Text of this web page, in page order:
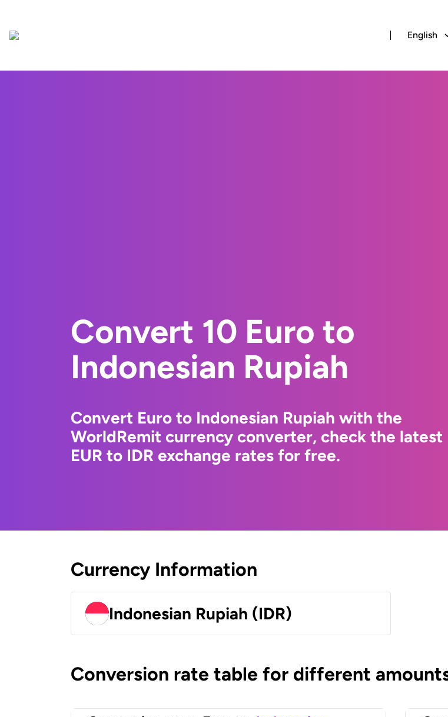
English
Convert 10 Euro to
Indonesian Rupiah
Convert Euro to Indonesian Rupiah with the
WorldRemit currency converter, check the latest
EUR to IDR exchange rates for free.
Currency Information
Indonesian Rupiah (IDR)
Conversion rate table for different